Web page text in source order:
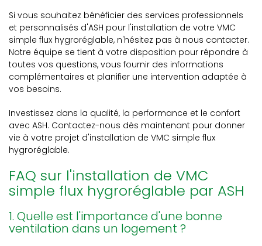
Si vous souhaitez bénéficier des services professionnels
et personnalisés d'ASH pour l'installation de votre VMC
simple flux hygroréglable, n'hésitez pas à nous contacter.
Notre équipe se tient à votre disposition pour répondre à
toutes vos questions, vous fournir des informations
complémentaires et planifier une intervention adaptée à
vos besoins.
Investissez dans la qualité, la performance et le confort
avec ASH. Contactez-nous dès maintenant pour donner
vie à votre projet d'installation de VMC simple flux
hygroréglable.
FAQ sur l'installation de VMC
simple flux hygroréglable par ASH
1. Quelle est l'importance d'une bonne
ventilation dans un logement ?